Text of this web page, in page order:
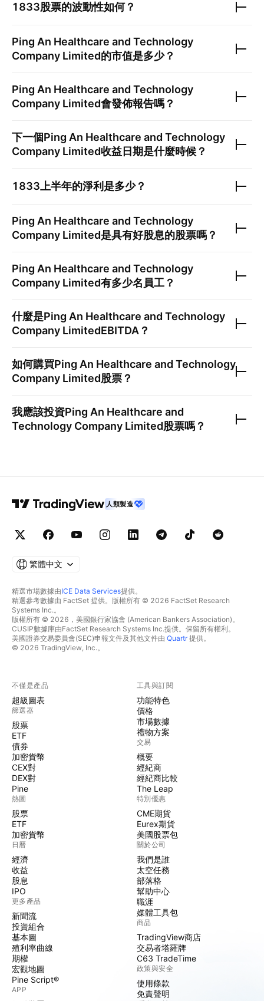
1833股票的波動性如何？
Ping An Healthcare and Technology
Company Limited的市值是多少？
Ping An Healthcare and Technology
Company Limited會發佈報告嗎？
下一個Ping An Healthcare and Technology
Company Limited收益日期是什麼時候？
1833 上半年的淨利是多少？
Ping An Healthcare and Technology
Company Limited是具有好股息的股票嗎？
Ping An Healthcare and Technology
Company Limited有多少名員工？
什麼是Ping An Healthcare and Technology
Company LimitedEBITDA？
如何購買Ping An Healthcare and Technology
Company Limited股票？
我應該投資Ping An Healthcare and
Technology Company Limited股票嗎？
人類製造
繁體中文
精選市場數據由ICE Data Services提供。
精選參考數據由 FactSet 提供。版權所有 © 2026 FactSet Research
Systems Inc.。
版權所有 © 2026，美國銀行家協會 (American Bankers Association)。
CUSIP數據庫由FactSet Research Systems Inc.提供。保留所有權利。
美國證券交易委員會(SEC)申報文件及其他文件由 Quartr提供。
© 2026 TradingView, Inc.。
不僅是產品
超級圖表
篩選器
股票
ETF
債券
加密貨幣
CEX對
DEX對
Pine
熱圖
股票
ETF
加密貨幣
日曆
經濟
收益
股息
IPO
更多產品
新聞流
投資組合
基本圖
殖利率曲線
期權
宏觀地圖
Pine Script®
APP
工具與訂閱
功能特色
價格
市場數據
禮物方案
交易
概要
經紀商
經紀商比較
The Leap
特別優惠
CME期貨
Eurex期貨
美國股票包
關於公司
我們是誰
太空任務
部落格
幫助中心
職涯
媒體工具包
商品
TradingView商店
交易者塔羅牌
C63 TradeTime
政策與安全
使用條款
免責聲明